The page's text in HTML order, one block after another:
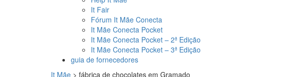
It Fair
Fórum It Mãe Conecta
It Mãe Conecta Pocket
It Mãe Conecta Pocket – 2ª Edição
It Mãe Conecta Pocket – 3ª Edição
guia de fornecedores
It Mãe > fábrica de chocolates em Gramado